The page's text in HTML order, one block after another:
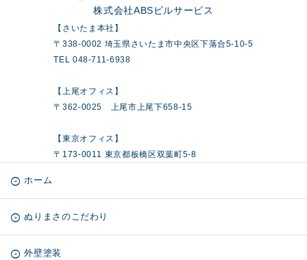
株式会社ABSビルサービス
【さいたま本社】
〒338-0002 埼玉県さいたま市中央区下落合5-10-5
TEL 048-711-6938
【上尾オフィス】
〒362-0025 上尾市上尾下658-15
【東京オフィス】
〒173-0011 東京都板橋区双葉町5-8
ホーム
ぬりまさのこだわり
外壁塗装